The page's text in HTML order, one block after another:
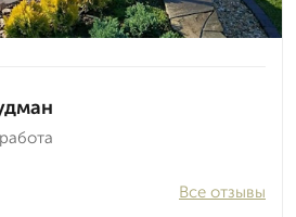
Все отзывы